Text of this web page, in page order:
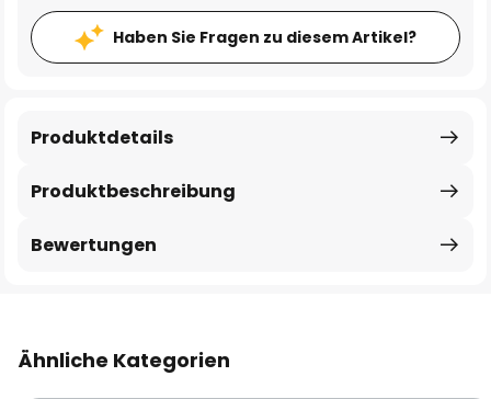
Haben Sie Fragen zu diesem Artikel?
Produktbeschreibung
Produktdetails
Bewertungen
Ähnliche Kategorien